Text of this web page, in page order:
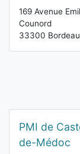
169 Avenue
Counord
33300
PMI de
de-Médoc